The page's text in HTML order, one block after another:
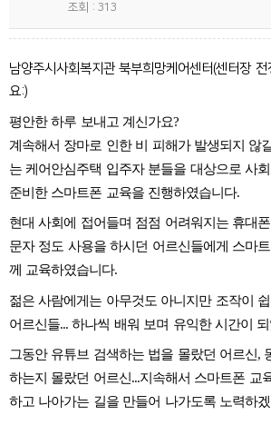
정보마당
후원안내
사이트도우미
회원메뉴
칭찬합시다
후원지원현황
주민소리함
조회
313
남양주시사회복지관 북부희망케어센터(센터장 전
요:)
평안한 하루 보내고 계신가요?
계속해서 장마로 인한 비 피해가 발생되지 않
는 케어안심주택 입주자 분들을 대상으로 사
준비한 스마트폰 교육을 진행하였습니다.
현대 사회에 접어들며 점점 어려워지는 휴대
문자 정도 사용을 하시던 어르신들에게 스마
께 교육하였습니다.
젊은 사람에게는 아무것도 아니지만 조작이
어르신들... 하나씩 배워 보며 유익한 시간이
그동안 유튜브 검색하는 법을 몰랐던 어르신,
하는지 몰랐던 어르신...지속해서 스마트폰 교
하고 나아가는 길을 만들어 나가도록 노력하